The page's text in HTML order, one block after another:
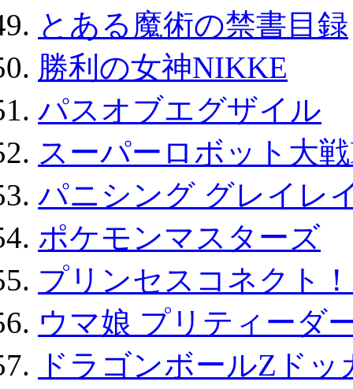
とある魔術の禁書目録
勝利の女神NIKKE
パスオブエグザイル
スーパーロボット大
パニシング グレイレ
ポケモンマスターズ
プリンセスコネクト
ウマ娘 プリティーダ
ドラゴンボールZド